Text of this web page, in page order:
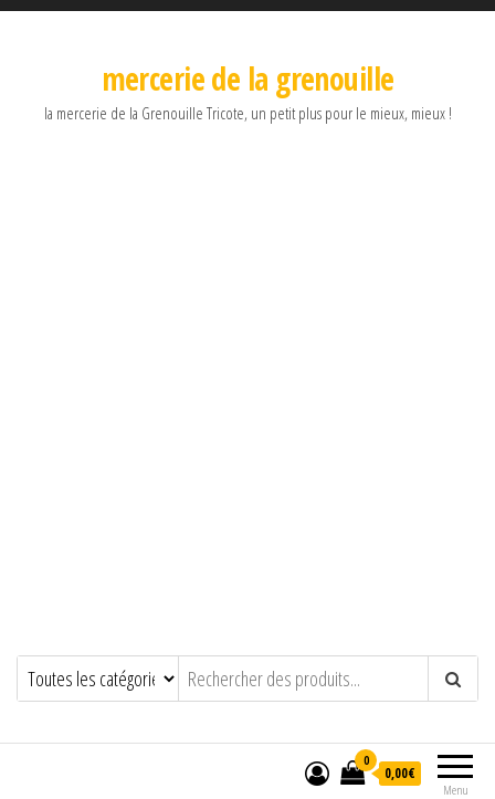
mercerie de la grenouille
la mercerie de la Grenouille Tricote, un petit plus pour le mieux, mieux !
Menu
0
0,00€